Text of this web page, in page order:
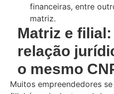
financeiras, entre
matriz.
Matriz e
relação
o mesmo
Muitos empreendedores